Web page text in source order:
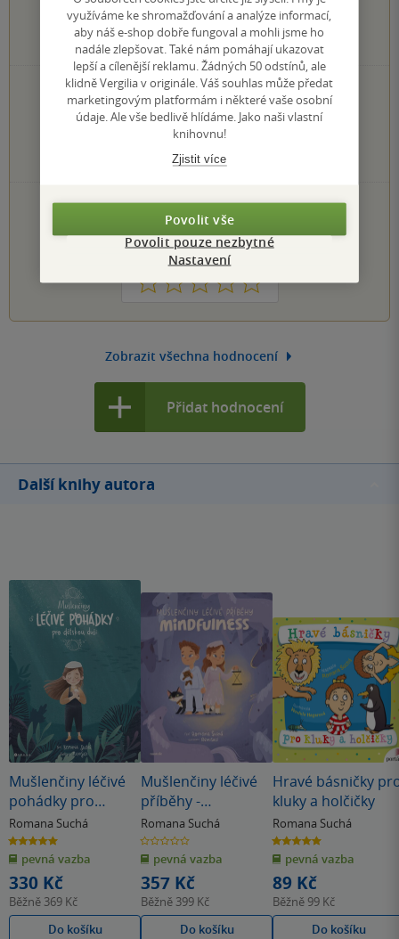
0 hodnocení čtenářů
0×
5 hvězdiček
0×
4 hvězdičky
0×
3 hvězdičky
1 hvezdička
PŘIDEJTE SVÉ HODNOCENÍ KNIHY
Hodnocení našich knihkupců: 0.0 z 5
1 2 3 4 5
Zobrazit všechna hodnocení
Přidat hodnocení
Další knihy autora
Mušlenčiny léčivé
pohádky pro
dětskou duši
Romana Suchá
5.0
z
5
hvězdiček
pevná vazba
330 Kč
Běžně 369 Kč
Do košíku
Mušlenčiny léčivé
příběhy -
Mindfulness
Romana Suchá
0.0
z
5
hvězdiček
pevná vazba
357 Kč
Běžně 399 Kč
Do košíku
Hravé básničky
kluky a holčičky
Romana Suchá
5.0
z
5
hvězdiček
pevná vazba
89 Kč
Běžně 99 Kč
Do košíku
využíváme ke shromažďování a analýze informací,
aby náš e-shop dobře fungoval a mohli jsme ho
nadále zlepšovat. Také nám pomáhají ukazovat
lepší a cílenější reklamu. Žádných 50 odstínů, ale
klidně Vergilia v originále. Váš souhlas může předat
marketingovým platformám i některé vaše osobní
údaje. Ale vše bedlivě hlídáme. Jako naši vlastní
knihovnu!
Zjistit více
Povolit vše
Povolit pouze nezbytné
Nastavení